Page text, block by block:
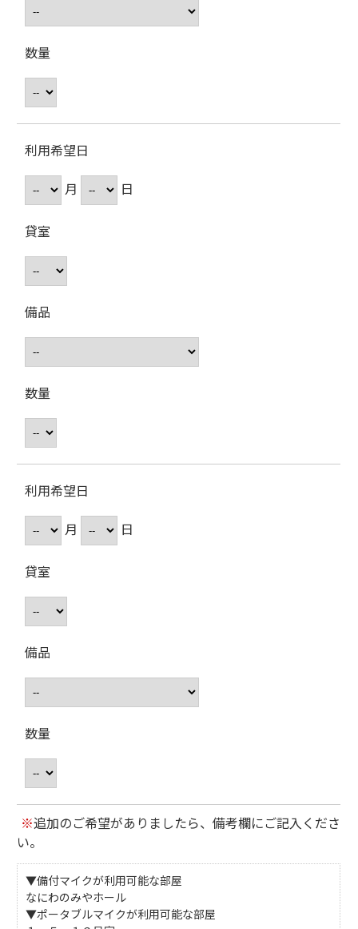
数量
利用希望日
月
日
貸室
備品
数量
利用希望日
月
日
貸室
備品
数量
※追加のご希望がありましたら、備考欄にご記入くださ
い。
▼備付マイクが利用可能な部屋
なにわのみやホール
▼ポータブルマイクが利用可能な部屋